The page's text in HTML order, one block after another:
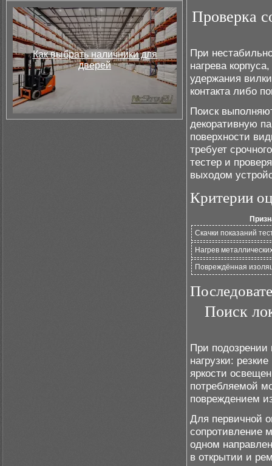
Как выбрать наличники для
дверей
Проверка
При
нагрева
удержания
контакта либо
Поиск
декоративную
поверхности
требует
тестер и
выходом
Критерии
Скачки показаний
Нагрев
Повреждённая
Поиск
При подозрении
нагрузки:
яркости
потребляемой
повреждением
Для первичной
сопротивление
одном
в открытии и